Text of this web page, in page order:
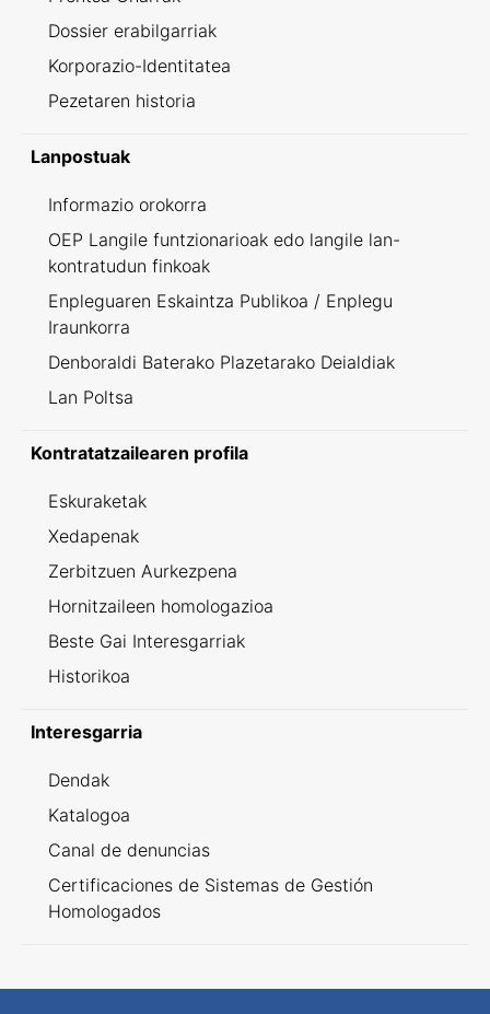
Dossier erabilgarriak
Korporazio-Identitatea
Pezetaren historia
Lanpostuak
Informazio orokorra
OEP Langile funtzionarioak edo langile lan-
kontratudun finkoak
Enpleguaren Eskaintza Publikoa / Enplegu
Iraunkorra
Denboraldi Baterako Plazetarako Deialdiak
Lan Poltsa
Kontratatzailearen profila
Eskuraketak
Xedapenak
Zerbitzuen Aurkezpena
Hornitzaileen homologazioa
Beste Gai Interesgarriak
Historikoa
Interesgarria
Dendak
Katalogoa
Canal de denuncias
Certificaciones de Sistemas de Gestión
Homologados